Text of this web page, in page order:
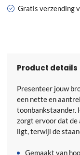
Gratis verzending
Product details
Presenteer jouw
een nette en
toonbankstaander.
zorgt ervoor dat de
ligt, terwijl de
Gemaakt van